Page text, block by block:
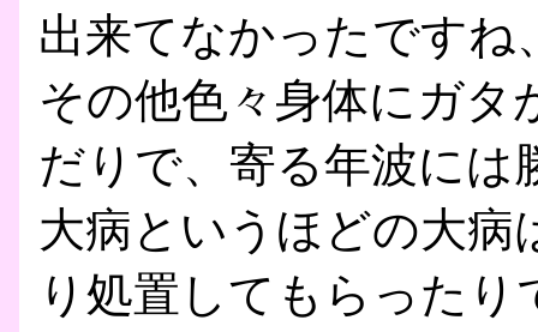
出来てなかったですね
その他色々身体にガ
だりで、寄る年波には
大病というほどの大病
り処置してもらった